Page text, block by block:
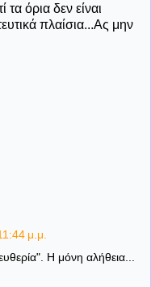
όρια δεν είναι
πλαίσια...Ας μην
μ.μ.
Η μόνη αλήθεια...